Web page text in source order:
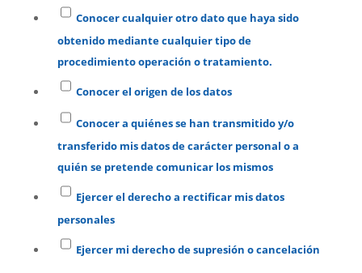
Conocer cualquier otro dato que haya sido
obtenido mediante cualquier tipo de
procedimiento operación o tratamiento.
Conocer el origen de los datos
Conocer a quiénes se han transmitido y/o
transferido mis datos de carácter personal o a
quién se pretende comunicar los mismos
Ejercer el derecho a rectificar mis datos
personales
Ejercer mi derecho de supresión o cancelación